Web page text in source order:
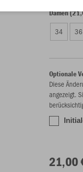
Damen
34 36
Optionale
Diese
angezeigt.
21,00